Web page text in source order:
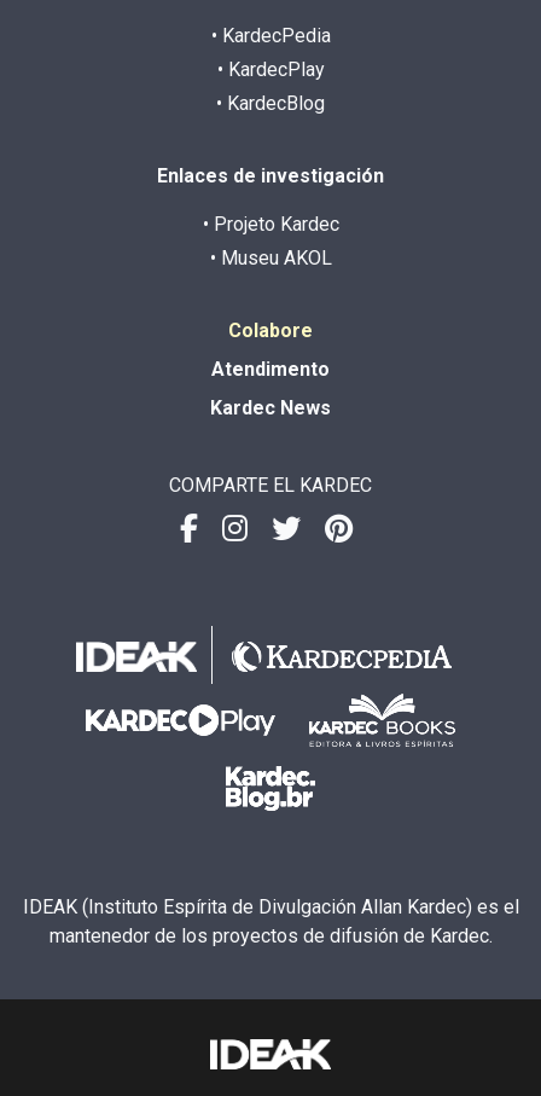
• KardecPedia
• KardecPlay
• KardecBlog
Enlaces de investigación
• Projeto Kardec
• Museu AKOL
Colabore
Atendimento
Kardec News
COMPARTE EL KARDEC
IDEAK (Instituto Espírita de Divulgación Allan Kardec) es el
mantenedor de los proyectos de difusión de Kardec.